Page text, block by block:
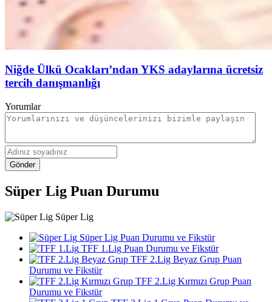
Niğde Ülkü Ocakları’ndan YKS adaylarına ücretsiz
tercih danışmanlığı
Yorumlar
Gönder
Süper Lig Puan Durumu
Süper Lig
Süper Lig Puan Durumu ve Fikstür
TFF 1.Lig Puan Durumu ve Fikstür
TFF 2.Lig Beyaz Grup Puan
Durumu ve Fikstür
TFF 2.Lig Kırmızı Grup Puan
Durumu ve Fikstür